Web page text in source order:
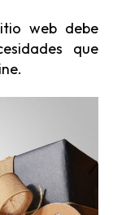
web debe
que